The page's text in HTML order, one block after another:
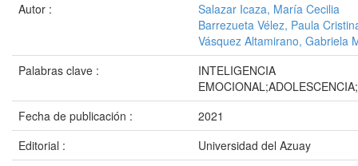
Autor :
Salazar Icaza, María Cecilia
Barrezueta Vélez, Paula
Vásquez Altamirano, Gabriela
Palabras clave :
INTELIGENCIA
Fecha de publicación :
2021
Editorial :
Universidad del Azuay